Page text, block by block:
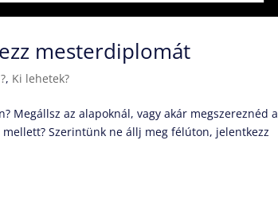
mesterdiplomát
, Ki lehetek?
az alapoknál, vagy akár megszereznéd a
Szerintünk ne állj meg félúton, jelentkezz